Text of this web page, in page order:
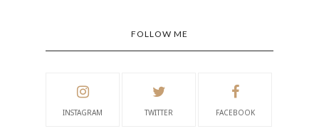
FOLLOW ME
INSTAGRAM TWITTER FACEBOOK